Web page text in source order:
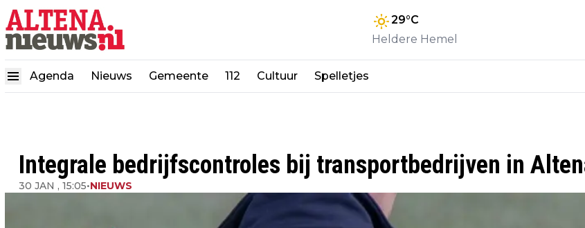
29°C
Heldere Hemel
Agenda Nieuws Gemeente 112 Cultuur Spelletjes
Integrale bedrijfscontroles bij transportbedrijven in
30 JAN , 15:05•NIEUWS